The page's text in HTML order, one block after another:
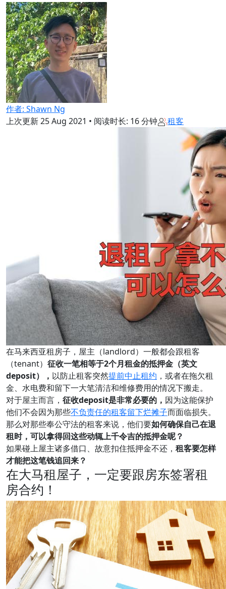
作者: Shawn Ng
上次更新25 Aug 2021 • 阅读时长: 16 分钟 租客
在马来西亚租房子，屋主（landlord）一般都会跟租客
（tenant） 征收一笔相等于2个月租金的抵押金（英文
deposit）， 以防止租客突然提前中止租约 ，或者在拖欠租
金、水电费和留下一大笔清洁和维修费用的情况下搬走。
对于屋主而言， 征收deposit是非常必要的， 因为这能保护
他们不会因为那些不负责任的租客留下烂摊子而面临损失。
那么对那些奉公守法的租客来说，他们要如何确保自己在退
租时，可以拿得回这些动辄上千令吉的抵押金呢？
如果碰上屋主诸多借口、故意扣住抵押金不还， 租客要怎样
才能把这笔钱追回来？
在大马租屋子，一定要跟房东签署租
房合约！